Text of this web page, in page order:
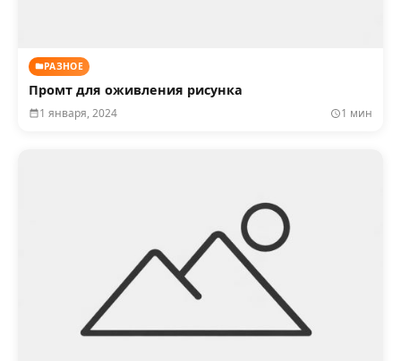
РАЗНОЕ
Промт для оживления рисунка
1 января, 2024 1 мин